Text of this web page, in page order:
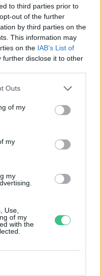
to third parties prior to
out of the further
by third parties on the
This information may
on the IAB’s List of
further disclose it to other
Outs
of my
my
my
Use,
of my
with the
várja a
a 160 éves